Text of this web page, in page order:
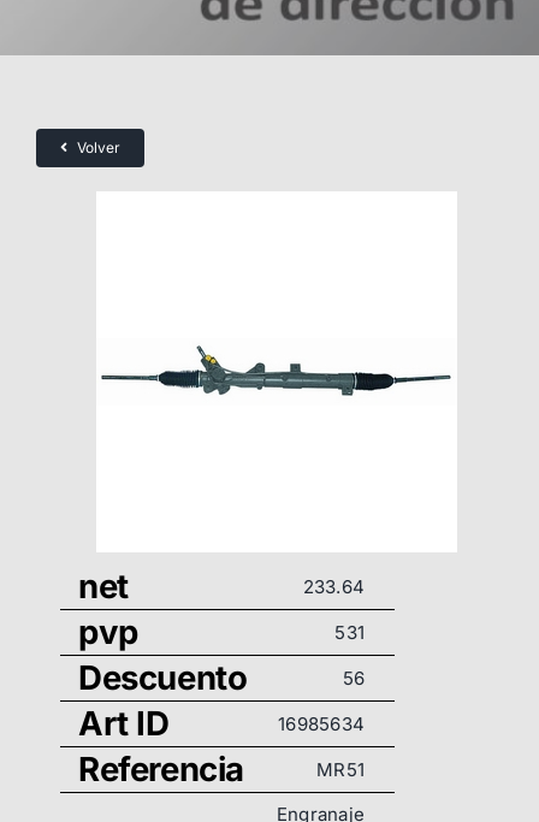
Volver
net 233.64
pvp 531
Descuento 56
Art ID 16985634
Referencia MR51
Engranaje